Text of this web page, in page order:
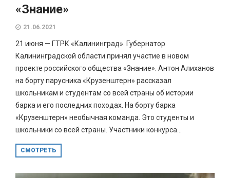
«Знание»
21.06.2021
21 июня — ГТРК «Калининград». Губернатор
Калининградской области принял участие в новом
проекте российского общества «Знание». Антон Алиханов
на борту парусника «Крузенштерн» рассказал
школьникам и студентам со всей страны об истории
барка и его последних походах. На борту барка
«Крузенштерн» необычная команда. Это студенты и
школьники со всей страны. Участники конкурса...
СМОТРЕТЬ